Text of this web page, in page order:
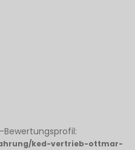
ked-vertrieb-ottmar-